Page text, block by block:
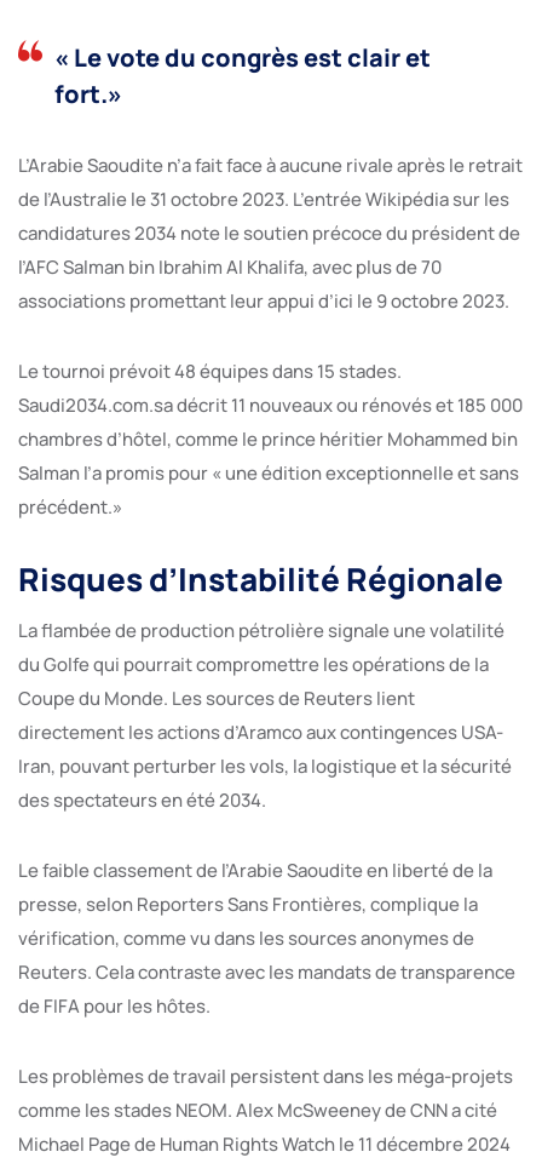
« Le vote du congrès est clair et
fort.»
L’Arabie Saoudite n’a fait face à aucune rivale après le retrait
de l’Australie le 31 octobre 2023. L’entrée Wikipédia sur les
candidatures 2034 note le soutien précoce du président de
l’AFC Salman bin Ibrahim Al Khalifa, avec plus de 70
associations promettant leur appui d’ici le 9 octobre 2023.
Le tournoi prévoit 48 équipes dans 15 stades.
Saudi2034.com.sa décrit 11 nouveaux ou rénovés et 185 000
chambres d’hôtel, comme le prince héritier Mohammed bin
Salman l’a promis pour « une édition exceptionnelle et sans
précédent.»
Risques d’Instabilité Régionale
La flambée de production pétrolière signale une volatilité
du Golfe qui pourrait compromettre les opérations de la
Coupe du Monde. Les sources de Reuters lient
directement les actions d’Aramco aux contingences USA-
Iran, pouvant perturber les vols, la logistique et la sécurité
des spectateurs en été 2034.
Le faible classement de l’Arabie Saoudite en liberté de la
presse, selon Reporters Sans Frontières, complique la
vérification, comme vu dans les sources anonymes de
Reuters. Cela contraste avec les mandats de transparence
de FIFA pour les hôtes.
Les problèmes de travail persistent dans les méga-projets
comme les stades NEOM. Alex McSweeney de CNN a cité
Michael Page de Human Rights Watch le 11 décembre 2024